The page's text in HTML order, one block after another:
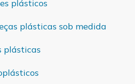
plásticos
plásticas sob medida
plásticas